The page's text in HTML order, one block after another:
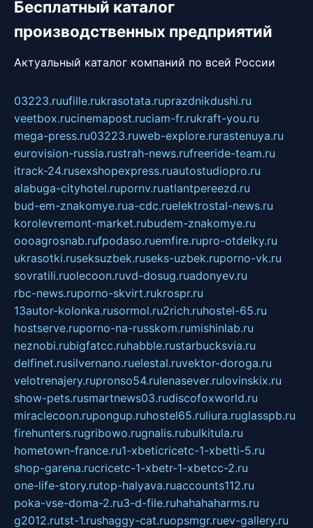
Бесплатный каталог
производственных предприятий
Актуальный каталог компаний по всей России
03223.ruufille.rukrasotata.ruprazdnikdushi.ru
veetbox.rucinemapost.ruciam-fr.rukraft-you.ru
mega-press.ru03223.ruweb-explore.rurastenuya.ru
eurovision-russia.rustrah-news.rufreeride-team.ru
itrack-24.rusexshopexpress.ruautostudiopro.ru
alabuga-cityhotel.rupornv.ruatlantpereezd.ru
bud-em-znakomye.rua-cdc.ruelektrostal-news.ru
korolevremont-market.rubudem-znakomye.ru
oooagrosnab.rufpodaso.ruemfire.rupro-otdelky.ru
ukrasotki.ruseksuzbek.ruseks-uzbek.ruporno-vk.ru
sovratili.ruolecoon.ruvd-dosug.ruadonyev.ru
rbc-news.ruporno-skvirt.rukrospr.ru
13autor-kolonka.rusormol.ru2rich.ruhostel-65.ru
hostserve.ruporno-na-russkom.rumishinlab.ru
neznobi.rubigfatcc.ruhabble.rustarbucksvia.ru
delfinet.rusilvernano.ruelestal.ruvektor-doroga.ru
velotrenajery.rupronso54.rulenasever.rulovinskix.ru
show-pets.rusmartnews03.rudiscofoxworld.ru
miraclecoon.rupongup.ruhostel65.ruliura.ruglasspb.ru
firehunters.rugribowo.rugnalis.rubulkitula.ru
hometown-france.ru1-xbeticricetc-1-xbetti-5.ru
shop-garena.rucricetc-1-xbetr-1-xbetcc-2.ru
one-life-story.rutop-halyava.ruaccounts112.ru
poka-vse-doma-2.ru3-d-file.ruhahahaharms.ru
g2012.rutst-1.rushaggy-cat.ruopsmgr.ruev-gallery.ru